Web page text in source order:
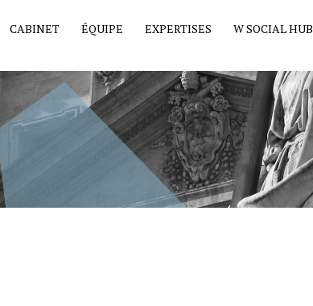
CABINET ÉQUIPE EXPERTISES W SOCIAL HUB